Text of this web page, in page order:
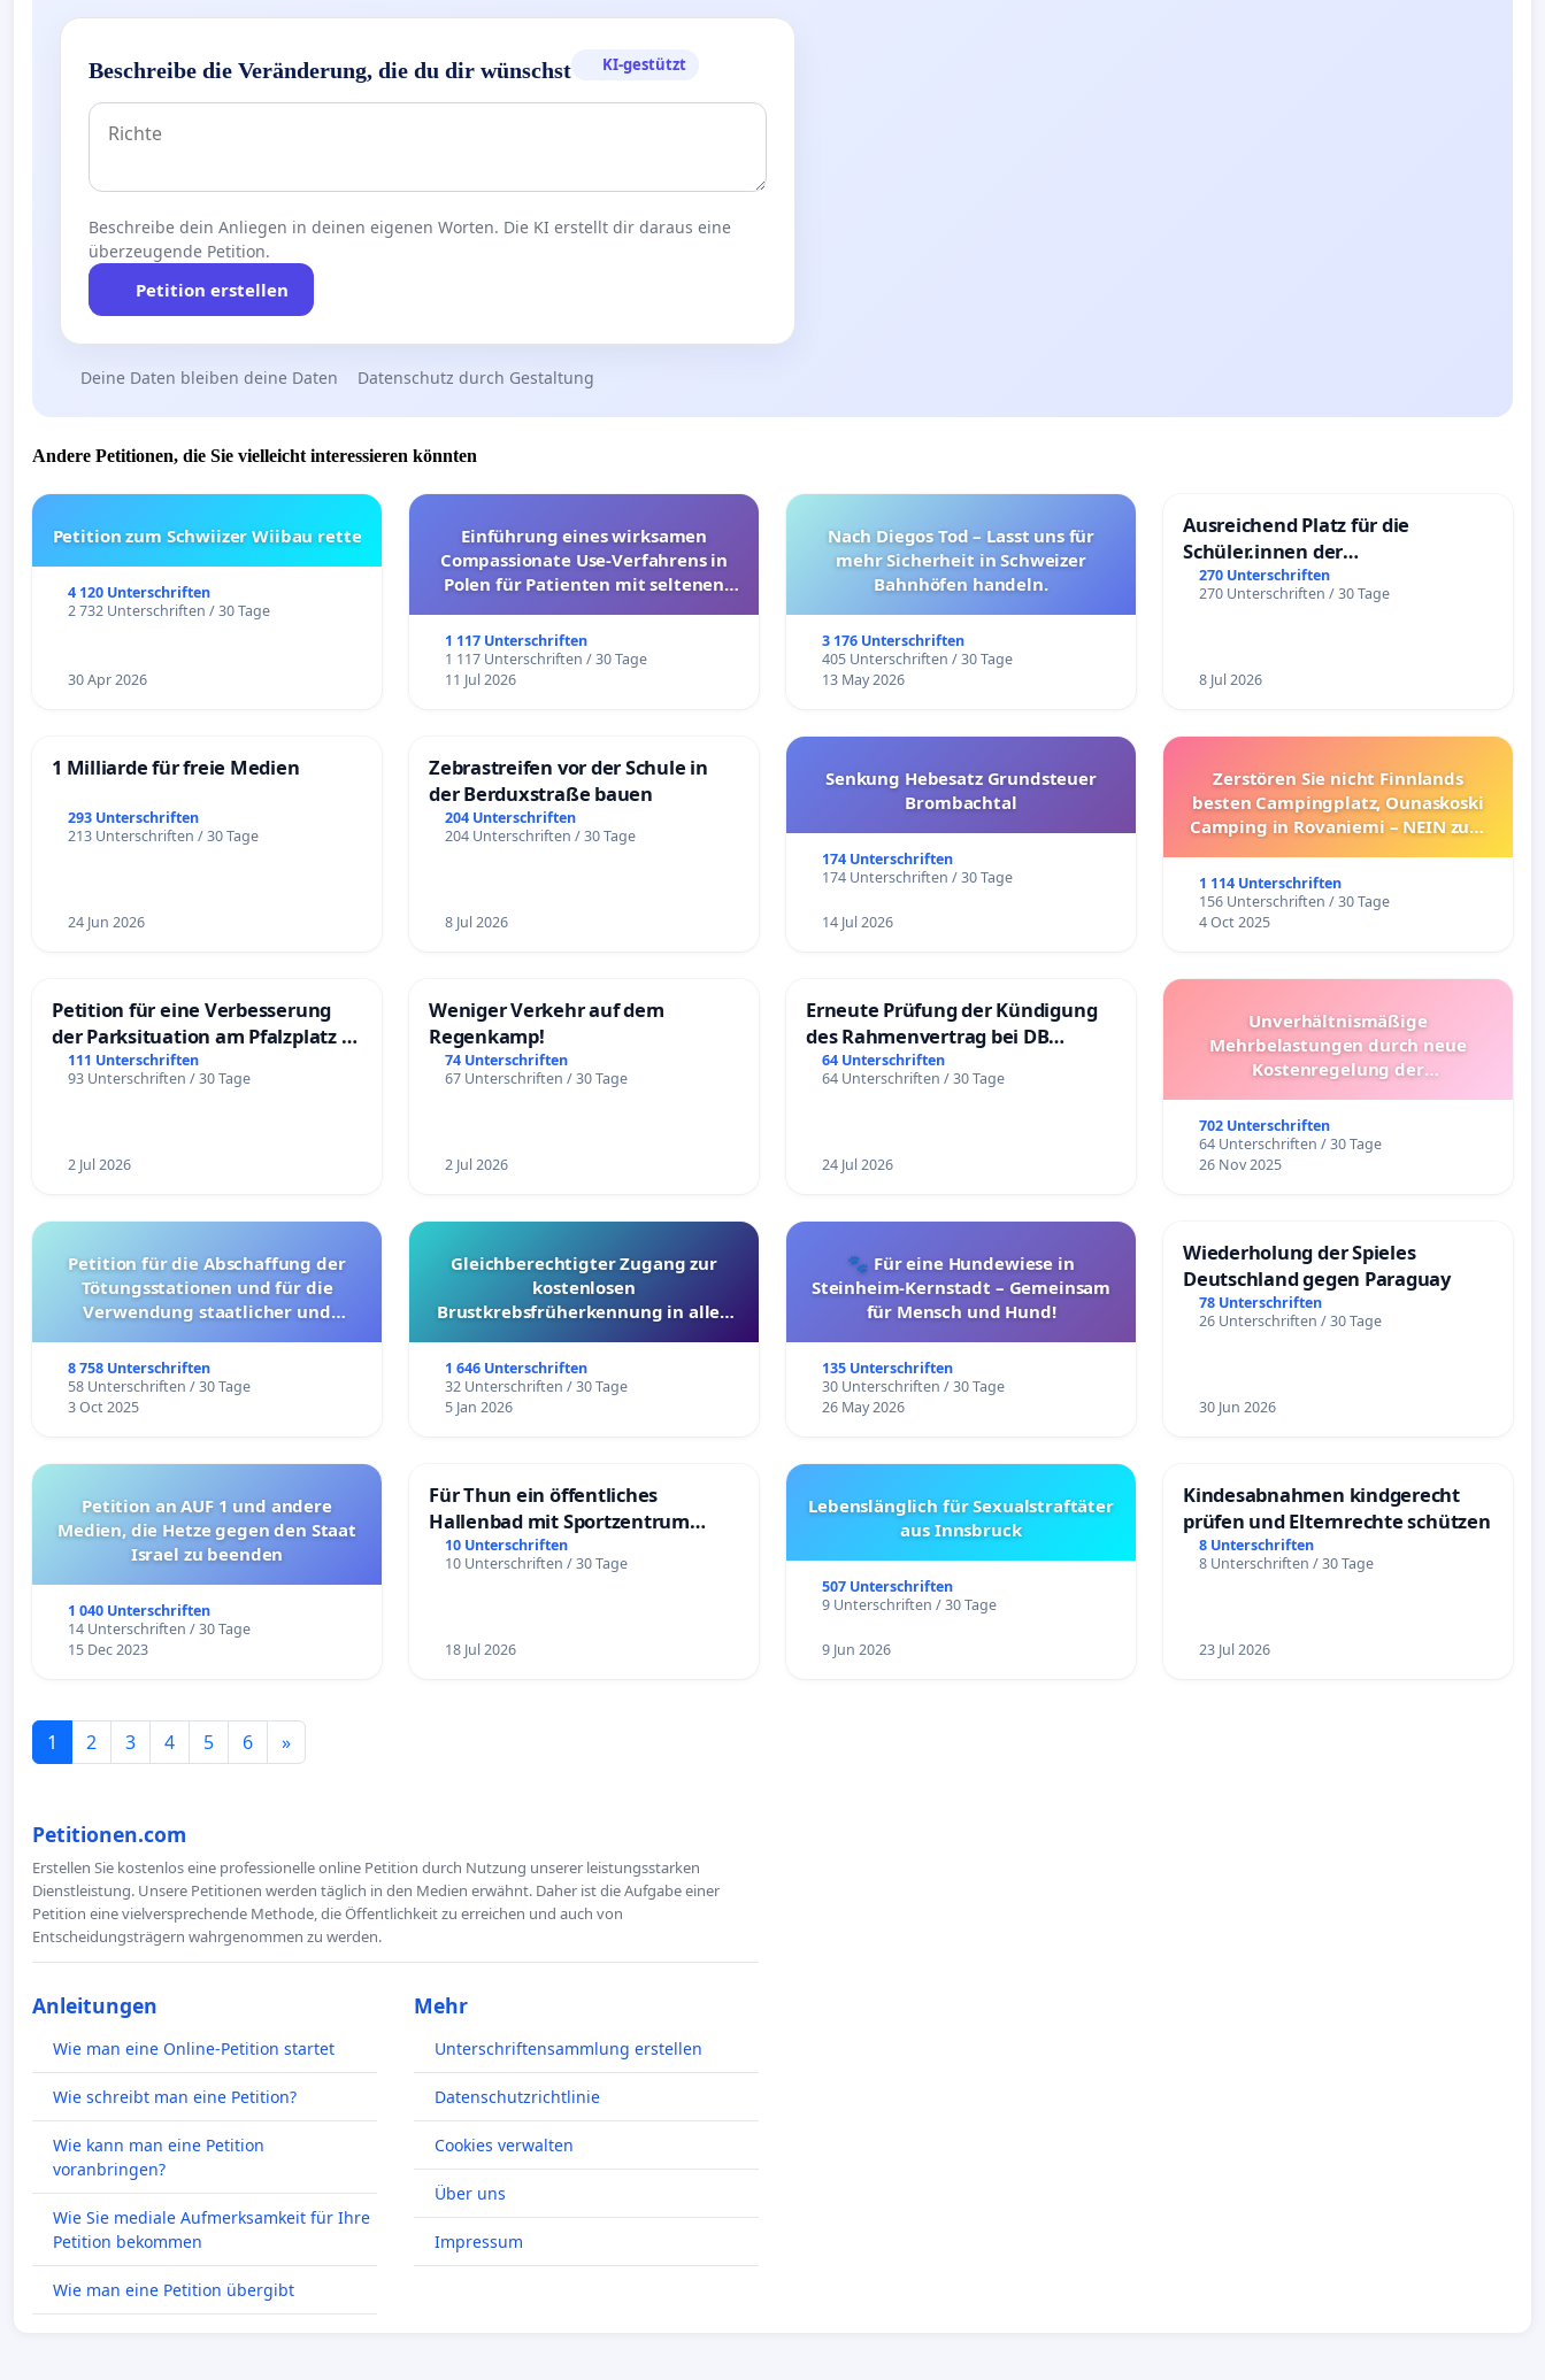
Beschreibe die Veränderung, die du dir wünschst KI-gestützt
Beschreibe dein Anliegen in deinen eigenen Worten. Die KI erstellt dir daraus eine
überzeugende Petition.
Petition erstellen
Deine Daten bleiben deine Daten Datenschutz durch Gestaltung
Andere Petitionen, die Sie vielleicht interessieren könnten
Petition zum Schwiizer Wiibau rette
4 120 Unterschriften
2 732 Unterschriften / 30 Tage
30 Apr 2026
Einführung eines wirksamen
Compassionate Use-Verfahrens in
Polen für Patienten mit seltenen
1 117 Unterschriften
1 117 Unterschriften / 30 Tage
11 Jul 2026
Nach Diegos Tod – Lasst uns für
mehr Sicherheit in Schweizer
Bahnhöfen handeln.
3 176 Unterschriften
405 Unterschriften / 30 Tage
13 May 2026
Ausreichend Platz für die
Schüler.innen der
Schönbergschule
270 Unterschriften
270 Unterschriften / 30 Tage
8 Jul 2026
1 Milliarde für freie Medien
293 Unterschriften
213 Unterschriften / 30 Tage
24 Jun 2026
Zebrastreifen vor der Schule in
der Berduxstraße bauen
204 Unterschriften
204 Unterschriften / 30 Tage
8 Jul 2026
Senkung Hebesatz Grundsteuer
Brombachtal
174 Unterschriften
174 Unterschriften / 30 Tage
14 Jul 2026
Zerstören Sie nicht Finnlands
besten Campingplatz, Ounaskoski
Camping in Rovaniemi – NEIN zum
1 114 Unterschriften
156 Unterschriften / 30 Tage
4 Oct 2025
Petition für eine Verbesserung
der Parksituation am Pfalzplatz in
Mannheim
111 Unterschriften
93 Unterschriften / 30 Tage
2 Jul 2026
Weniger Verkehr auf dem
Regenkamp!
74 Unterschriften
67 Unterschriften / 30 Tage
2 Jul 2026
Erneute Prüfung der Kündigung
des Rahmenvertrag bei DB
Fahrwegdienste Gmbh
64 Unterschriften
64 Unterschriften / 30 Tage
24 Jul 2026
Unverhältnismäßige
Mehrbelastungen durch neue
Kostenregelung der
Überprüfung und Alternativen
702 Unterschriften
64 Unterschriften / 30 Tage
26 Nov 2025
Petition für die Abschaffung der
Tötungsstationen und für die
Verwendung staatlicher und
8 758 Unterschriften
58 Unterschriften / 30 Tage
3 Oct 2025
Gleichberechtigter Zugang zur
kostenlosen
Brustkrebsfrüherkennung in allen
1 646 Unterschriften
32 Unterschriften / 30 Tage
5 Jan 2026
🐾 Für eine Hundewiese in
Steinheim-Kernstadt – Gemeinsam
für Mensch und Hund!
135 Unterschriften
30 Unterschriften / 30 Tage
26 May 2026
Wiederholung der Spieles
Deutschland gegen Paraguay
78 Unterschriften
26 Unterschriften / 30 Tage
30 Jun 2026
Petition an AUF 1 und andere
Medien, die Hetze gegen den Staat
Israel zu beenden
1 040 Unterschriften
14 Unterschriften / 30 Tage
15 Dec 2023
Für Thun ein öffentliches
Hallenbad mit Sportzentrum
schaffen
10 Unterschriften
10 Unterschriften / 30 Tage
18 Jul 2026
Lebenslänglich für Sexualstraftäter
aus Innsbruck
507 Unterschriften
9 Unterschriften / 30 Tage
9 Jun 2026
Kindesabnahmen kindgerecht
prüfen und Elternrechte schützen
8 Unterschriften
8 Unterschriften / 30 Tage
23 Jul 2026
1 2 3 4 5 6 »
Petitionen.com
Erstellen Sie kostenlos eine professionelle online Petition durch Nutzung unserer leistungsstarken
Dienstleistung. Unsere Petitionen werden täglich in den Medien erwähnt. Daher ist die Aufgabe einer
Petition eine vielversprechende Methode, die Öffentlichkeit zu erreichen und auch von
Entscheidungsträgern wahrgenommen zu werden.
Anleitungen
Wie man eine Online-Petition startet
Wie schreibt man eine Petition?
Wie kann man eine Petition
voranbringen?
Wie Sie mediale Aufmerksamkeit für Ihre
Petition bekommen
Wie man eine Petition übergibt
Mehr
Unterschriftensammlung erstellen
Datenschutzrichtlinie
Cookies verwalten
Über uns
Impressum